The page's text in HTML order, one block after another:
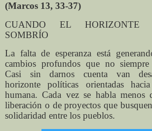
(Marcos 13, 33-37)
CUANDO EL HORIZONTE
SOMBRÍO
La falta de esperanza está
cambios profundos que no siempre
Casi sin darnos cuenta van
horizonte políticas orientadas
humana. Cada vez se habla menos
liberación o de proyectos que
solidaridad entre los pueblos.